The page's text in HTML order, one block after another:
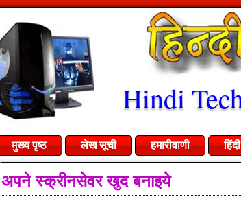
Hindi
मुख्य पृष्ठ लेख सूची हमारीवाणी
अपने स्क्रीनसेवर खुद बनाइये